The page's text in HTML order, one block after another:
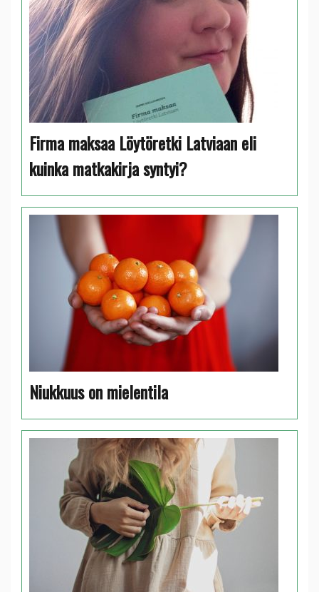
Firma maksaa Löytöretki Latviaan eli
kuinka matkakirja syntyi?
Niukkuus on mielentila